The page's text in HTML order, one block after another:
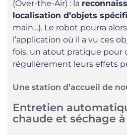
(Over-the-Air) : la
localisation d’objets
main…). Le robot pourra
l’application où il a vu ces
fois, un atout pratique pour
régulièrement leurs effets
Une station d’accueil de
Entretien
chaude et séchage à